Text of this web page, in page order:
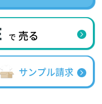
で 売る
サンプル請求